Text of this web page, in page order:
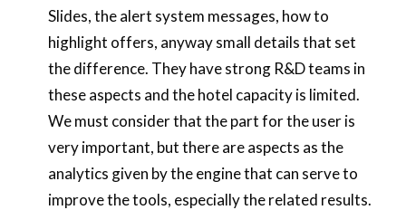
Slides, the alert system messages, how to
highlight offers, anyway small details that set
the difference. They have strong R&D teams in
these aspects and the hotel capacity is limited.
We must consider that the part for the user is
very important, but there are aspects as the
analytics given by the engine that can serve to
improve the tools, especially the related results.